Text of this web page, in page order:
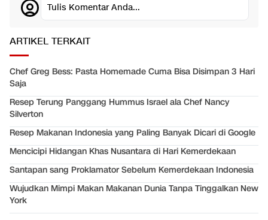
Tulis Komentar Anda...
ARTIKEL TERKAIT
Chef Greg Bess: Pasta Homemade Cuma Bisa Disimpan 3 Hari
Saja
Resep Terung Panggang Hummus Israel ala Chef Nancy
Silverton
Resep Makanan Indonesia yang Paling Banyak Dicari di Google
Mencicipi Hidangan Khas Nusantara di Hari Kemerdekaan
Santapan sang Proklamator Sebelum Kemerdekaan Indonesia
Wujudkan Mimpi Makan Makanan Dunia Tanpa Tinggalkan New
York